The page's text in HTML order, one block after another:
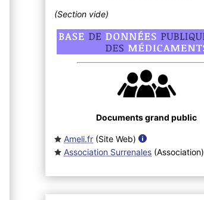
(Section vide)
Documents grand public
Ameli.fr (Site Web)
Association Surrenales (Association)